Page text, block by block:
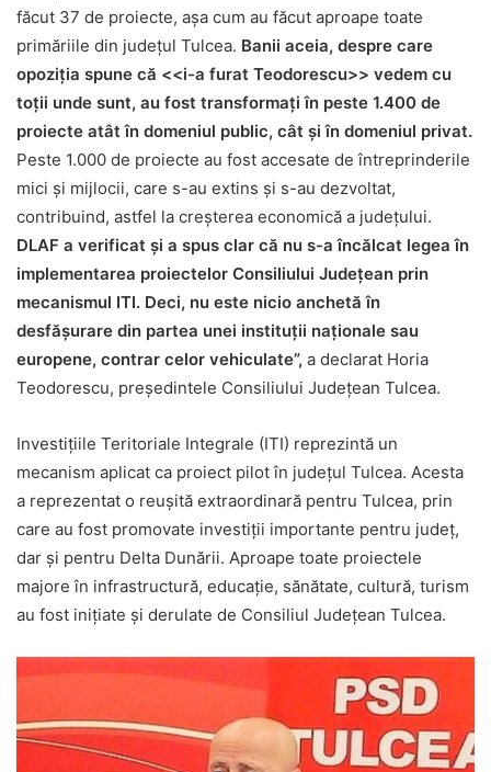
făcut 37 de proiecte, așa cum au făcut aproape toate
primăriile din județul Tulcea. Banii aceia, despre care
opoziția spune că <<i-a furat Teodorescu>> vedem cu
toții unde sunt, au fost transformați în peste 1.400 de
proiecte atât în domeniul public, cât și în domeniul privat.
Peste 1.000 de proiecte au fost accesate de întreprinderile
mici și mijlocii, care s-au extins și s-au dezvoltat,
contribuind, astfel la creșterea economică a județului.
DLAF a verificat și a spus clar că nu s-a încălcat legea în
implementarea proiectelor Consiliului Județean prin
mecanismul ITI. Deci, nu este nicio anchetă în
desfășurare din partea unei instituții naționale sau
europene, contrar celor vehiculate”, a declarat Horia
Teodorescu, președintele Consiliului Județean Tulcea.
Investițiile Teritoriale Integrale (ITI) reprezintă un
mecanism aplicat ca proiect pilot în județul Tulcea. Acesta
a reprezentat o reușită extraordinară pentru Tulcea, prin
care au fost promovate investiții importante pentru județ,
dar și pentru Delta Dunării. Aproape toate proiectele
majore în infrastructură, educație, sănătate, cultură, turism
au fost inițiate și derulate de Consiliul Județean Tulcea.